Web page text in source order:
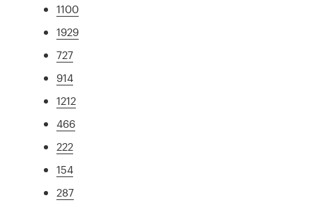
1100
1929
727
914
1212
466
222
154
287